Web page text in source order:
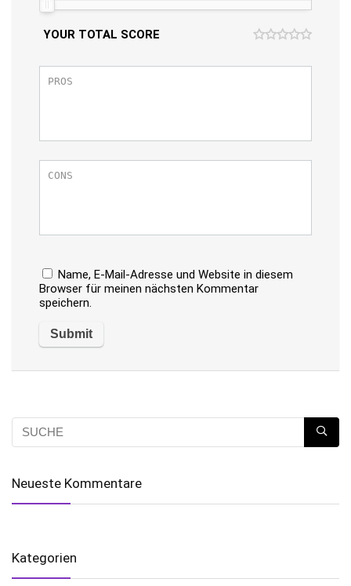
YOUR TOTAL SCORE
Name, E-Mail-Adresse und Website in diesem
Browser für meinen nächsten Kommentar
speichern.
Neueste Kommentare
Kategorien